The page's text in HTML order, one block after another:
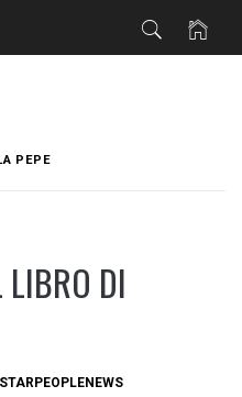
PEPE
LIBRO DI
STARPEOPLENEWS